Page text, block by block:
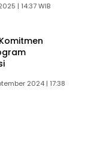
| 14:37 WIB
2024 | 17:38